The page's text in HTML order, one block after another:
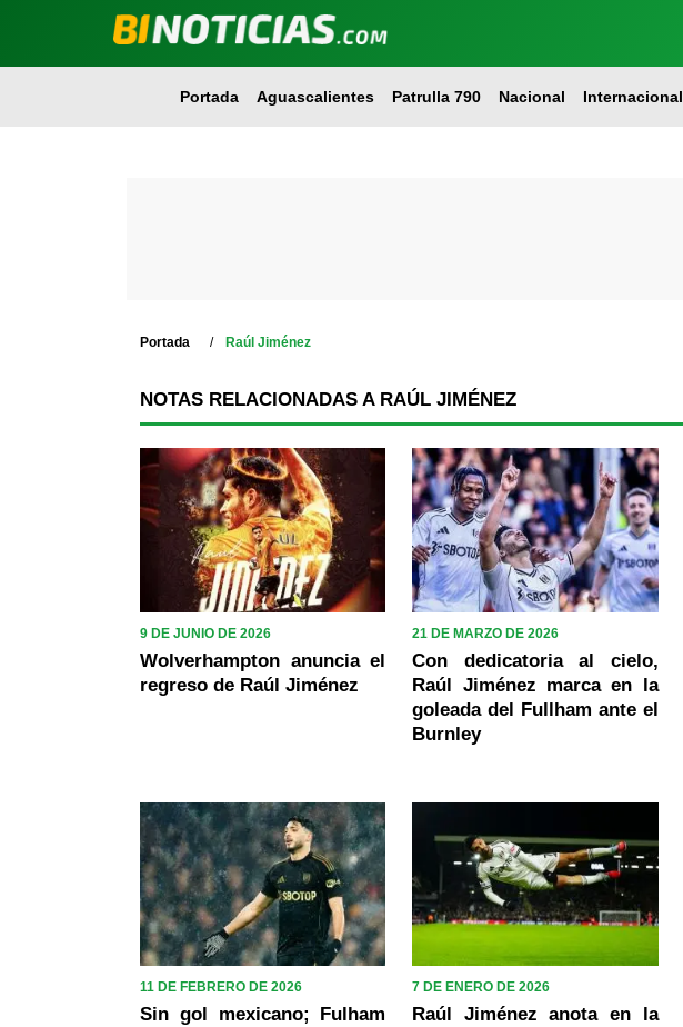
Portada Aguascalientes Patrulla 790 Nacional Internacional
Portada Raúl Jiménez
NOTAS RELACIONADAS A RAÚL JIMÉNEZ
9 DE JUNIO DE 2026
Wolverhampton anuncia el
regreso de Raúl Jiménez
21 DE MARZO DE 2026
Con dedicatoria al cielo,
Raúl Jiménez marca en la
goleada del Fullham ante el
Burnley
11 DE FEBRERO DE 2026
Sin gol mexicano; Fulham
7 DE ENERO DE 2026
Raúl Jiménez anota en la